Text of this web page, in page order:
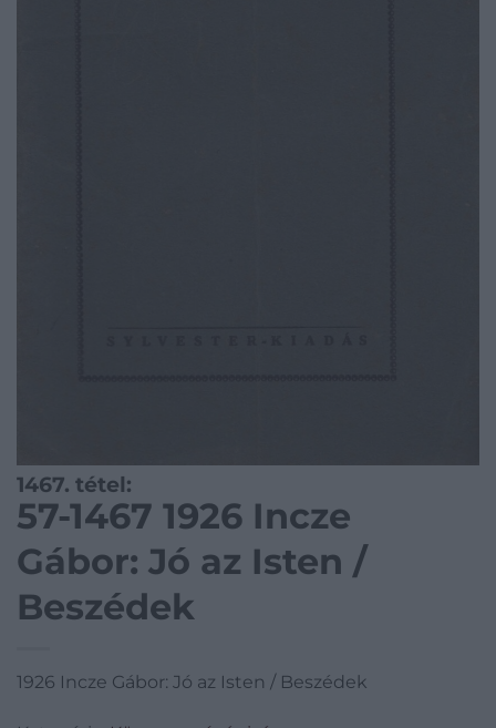
1467. tétel:
57-1467 1926 Incze
Gábor: Jó az Isten /
Beszédek
1926 Incze Gábor: Jó az Isten / Beszédek